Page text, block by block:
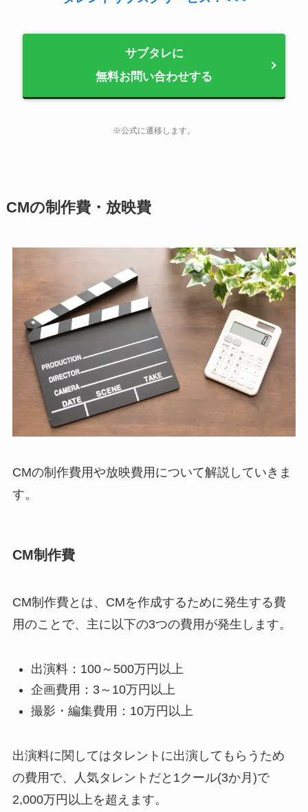
サブタレに
無料お問い合わせする
※公式に遷移します。
CMの制作費・放映費
CMの制作費用や放映費用について解説していきま
す。
CM制作費
CM制作費とは、CMを作成するために発生する費
用のことで、主に以下の3つの費用が発生します。
出演料：100～500万円以上
企画費用：3～10万円以上
撮影・編集費用：10万円以上
出演料に関してはタレントに出演してもらうため
の費用で、人気タレントだと1クール(3か月)で
2,000万円以上を超えます。